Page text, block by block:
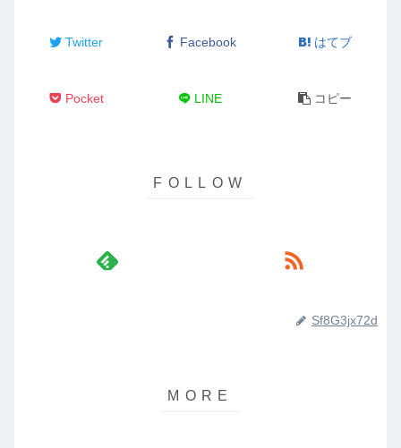
Twitter Facebook はてブ
Pocket LINE コピー
Sf8G3jx72d